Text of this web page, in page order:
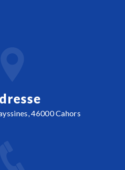
46000 Cahors